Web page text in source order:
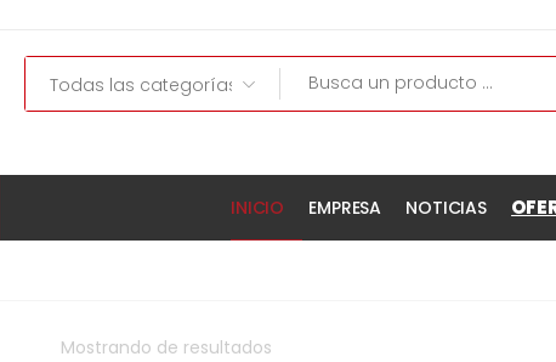
Search
INICIO EMPRESA NOTICIAS
Mostrando de resultados